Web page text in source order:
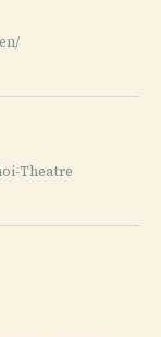
Theatre